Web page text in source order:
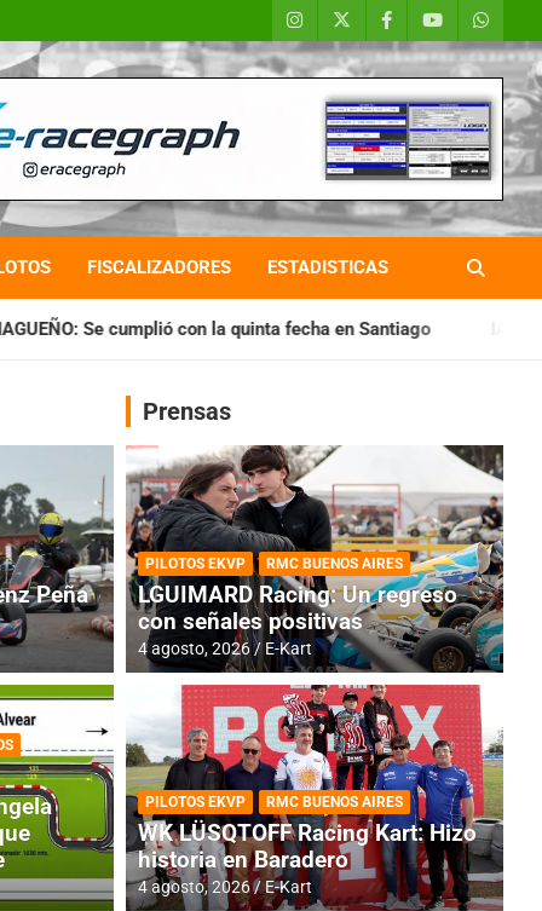
FISCALIZADORES ESTADISTICAS
la quinta fecha en Santiago IAME SERIES ARGENTINA:
RMC BUENOS AIRES
Cerró una jornada
Peña
Prensas
PILOTOS EKVP RMC BUENOS AIRES
LGUIMARD Racing: Un regreso
con señales positivas
4 agosto, 2026 E-Kart
PILOTOS EKVP RMC BUENOS AIRES
WK LÜSQTOFF Racing Kart: Hizo
historia en Baradero
4 agosto, 2026 E-Kart